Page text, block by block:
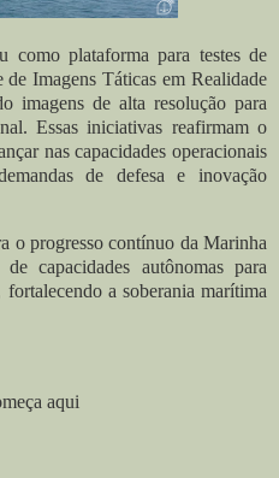
plataforma para testes de
Imagens Táticas em Realidade
imagens de alta resolução para
Essas iniciativas reafirmam o
nas capacidades operacionais
de defesa e inovação
o progresso contínuo da Marinha
capacidades autônomas para
a soberania marítima
aqui